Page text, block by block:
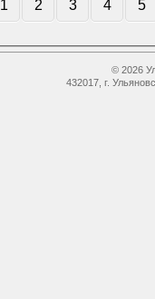
1 2 3 4 5
© 2026
432017, г.